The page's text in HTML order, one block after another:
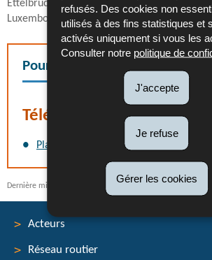
refusés. Des cookies non
utilisés à des fins statistiques et
activés uniquement si vous les
Consulter notre politique de
J'accepte
Je refuse
Gérer les cookies
Ettelbruck, l’échangeur Waldhof, l’A7 en
Luxembourg, la jonction Grunewald et l’A1
Pour en savoir plus
Téléchargement
Plan de déviation (Pdf - 521 Ko)
Dernière mise à jour
Acteurs
Réseau routier